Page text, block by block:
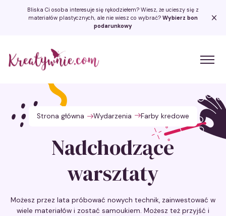
Bliska Ci osoba interesuje się rękodziełem? Wiesz, że ucieszy się z
materiałów plastycznych, ale nie wiesz co wybrać? Wybierz bon
podarunkowy
Kreatywnie.com
Strona główna Wydarzenia Farby kredowe
Nadchodzące
warsztaty
Możesz przez lata próbować nowych technik, zainwestować w
wiele materiałów i zostać samoukiem. Możesz też przyjść i